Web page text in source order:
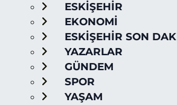
ESKİŞEHİR
EKONOMİ
ESKİŞEHİR SON
YAZARLAR
GÜNDEM
SPOR
YAŞAM